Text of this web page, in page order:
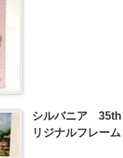
シルバニア
リジナルフレー